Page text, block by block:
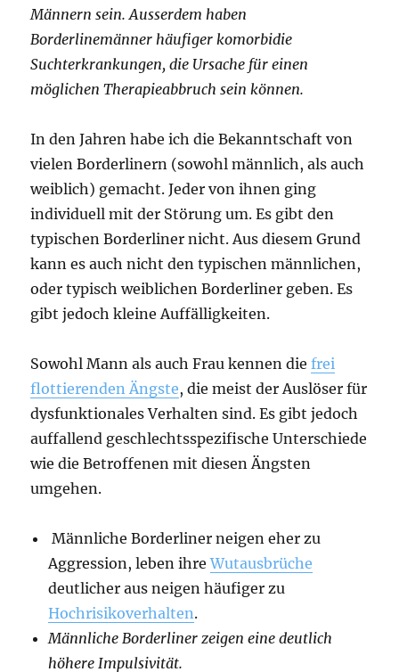
Männern sein. Ausserdem haben
Borderlinemänner häufiger komorbidie
Suchterkrankungen, die Ursache für einen
möglichen Therapieabbruch sein können.
In den Jahren habe ich die Bekanntschaft von
vielen Borderlinern (sowohl männlich, als auch
weiblich) gemacht. Jeder von ihnen ging
individuell mit der Störung um. Es gibt den
typischen Borderliner nicht. Aus diesem Grund
kann es auch nicht den typischen männlichen,
oder typisch weiblichen Borderliner geben. Es
gibt jedoch kleine Auffälligkeiten.
Sowohl Mann als auch Frau kennen diefrei
flottierenden Ängste, die meist der Auslöser für
dysfunktionales Verhalten sind. Es gibt jedoch
auffallend geschlechtsspezifische Unterschiede
wie die Betroffenen mit diesen Ängsten
umgehen.
Männliche Borderliner neigen eher zu
Aggression, leben ihreWutausbrüche
deutlicher aus neigen häufiger zu
Hochrisikoverhalten.
Männliche Borderliner zeigen eine deutlich
höhere Impulsivität.